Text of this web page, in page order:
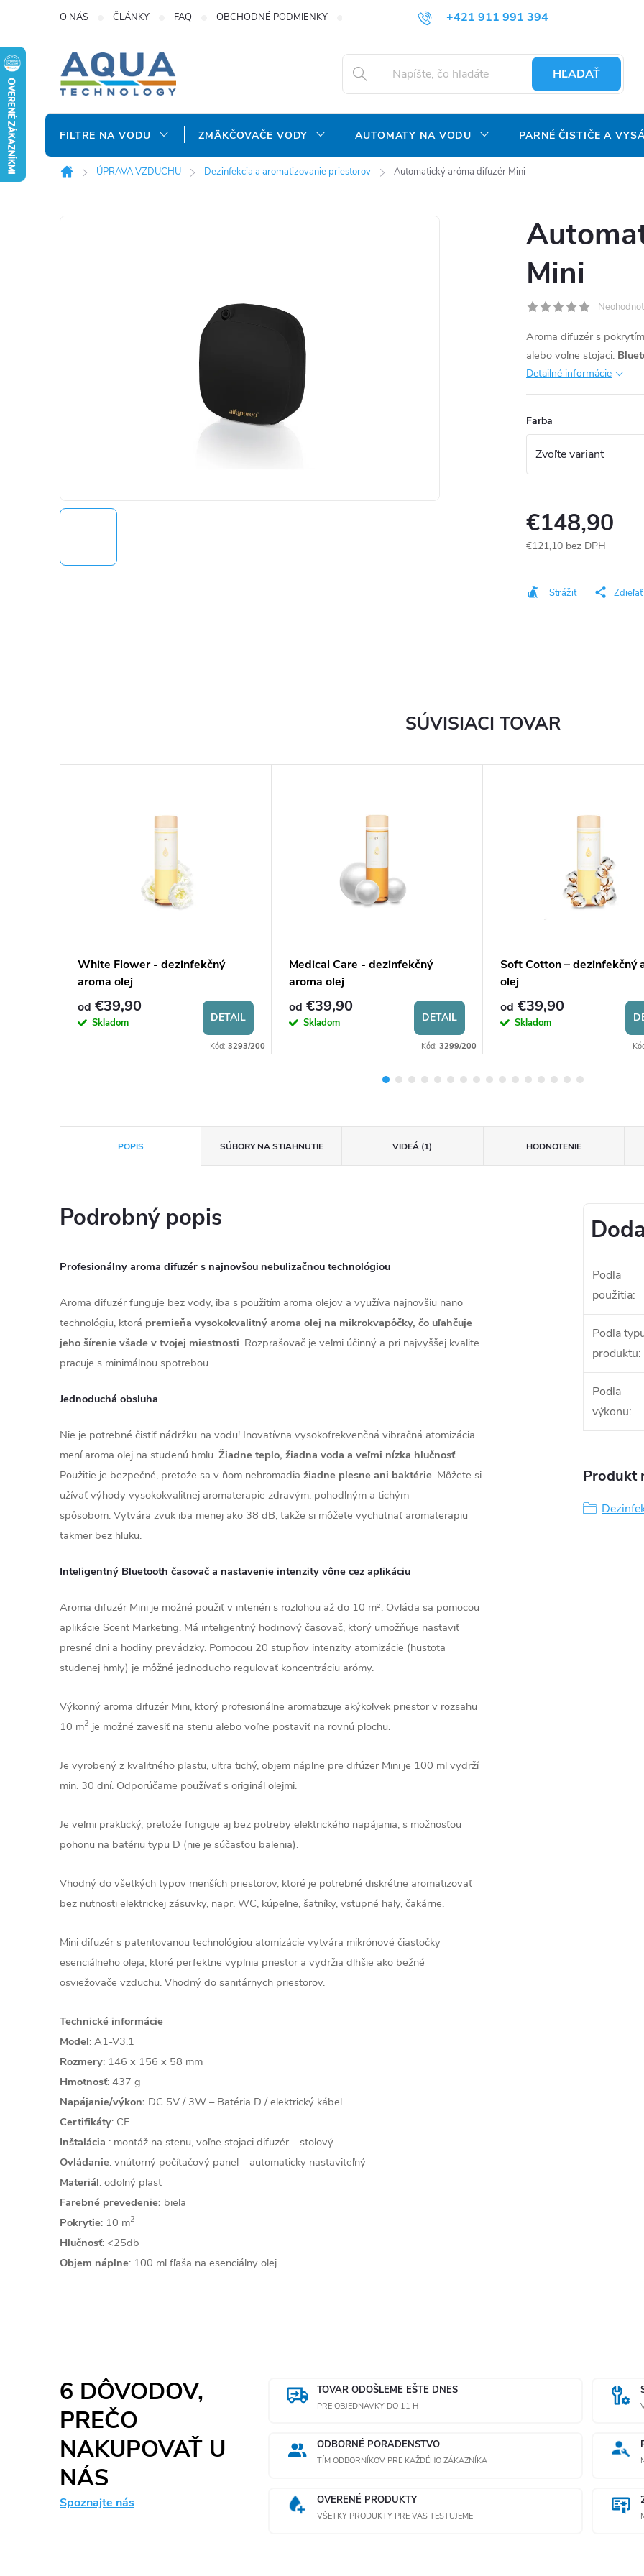
obsah
+421 911 991 394
info@aquatechnology.sk
O NÁS ČLÁNKY FAQ OBCHODNÉ PODMIENKY REKLAMAČNÝ PORIADOK OCHRANA OSOBNÝCH ÚDAJOV
HĽADAŤ
FILTRE NA VODU ZMÄKČOVAČE VODY AUTOMATY NA VODU PARNÉ ČISTIČE A
Domov
ÚPRAVA VZDUCHU Dezinfekcia a aromatizovanie priestorov Automatický aróma difuzér Mini
Mini
Aroma difuzér s pokrytím
alebo voľne stojaci.
Detailné informácie
Farba
€148,90
€121,10 bez DPH
Strážiť Zdieľať
POPIS SÚBORY NA STIAHNUTIE VIDEÁ (1) HODNOTENIE
Podrobný popis
Profesionálny aroma difuzér s najnovšou nebulizačnou technológiou
Aroma difuzér funguje bez vody, iba s použitím aroma olejov a využíva najnovšiu nano
technológiu, ktorá premieňa vysokokvalitný aroma olej na mikrokvapôčky, čo uľahčuje
jeho šírenie všade v tvojej miestnosti. Rozprašovač je veľmi účinný a pri najvyššej kvalite
pracuje s minimálnou spotrebou.
Jednoduchá obsluha
Nie je potrebné čistiť nádržku na vodu! Inovatívna vysokofrekvenčná vibračná atomizácia
mení aroma olej na studenú hmlu. Žiadne teplo, žiadna voda a veľmi nízka hlučnosť.
Použitie je bezpečné, pretože sa v ňom nehromadia žiadne plesne ani baktérie. Môžete si
užívať výhody vysokokvalitnej aromaterapie zdravým, pohodlným a tichým
spôsobom. Vytvára zvuk iba menej ako 38 dB, takže si môžete vychutnať aromaterapiu
takmer bez hluku.
Inteligentný Bluetooth časovač a nastavenie intenzity vône cez aplikáciu
Aroma difuzér Mini je možné použiť v interiéri s rozlohou až do 10 m². Ovláda sa pomocou
aplikácie Scent Marketing. Má inteligentný hodinový časovač, ktorý umožňuje nastaviť
presné dni a hodiny prevádzky. Pomocou 20 stupňov intenzity atomizácie (hustota
studenej hmly) je môžné jednoducho regulovať koncentráciu arómy.
Výkonný aroma difuzér Mini, ktorý profesionálne aromatizuje akýkoľvek priestor v rozsahu
10 m2 je možné zavesiť na stenu alebo voľne postaviť na rovnú plochu.
Je vyrobený z kvalitného plastu, ultra tichý, objem náplne pre difúzer Mini je 100 ml vydrží
min. 30 dní. Odporúčame používať s originál olejmi.
Je veľmi praktický, pretože funguje aj bez potreby elektrického napájania, s možnosťou
pohonu na batériu typu D (nie je súčasťou balenia).
Vhodný do všetkých typov menších priestorov, ktoré je potrebné diskrétne aromatizovať
bez nutnosti elektrickej zásuvky, napr. WC, kúpeľne, šatníky, vstupné haly, čakárne.
Mini difuzér s patentovanou technológiou atomizácie vytvára mikrónové čiastočky
esenciálneho oleja, ktoré perfektne vyplnia priestor a vydržia dlhšie ako bežné
osviežovače vzduchu. Vhodný do sanitárnych priestorov.
Technické informácie
Model: A1-V3.1
Rozmery: 146 x 156 x 58 mm
Hmotnosť: 437 g
Napájanie/výkon: DC 5V / 3W – Batéria D / elektrický kábel
Certifikáty: CE
Inštalácia : montáž na stenu, voľne stojaci difuzér – stolový
Ovládanie: vnútorný počítačový panel – automaticky nastaviteľný
Materiál: odolný plast
Farebné prevedenie: biela
Pokrytie: 10 m2
Hlučnosť: <25db
Objem náplne: 100 ml fľaša na esenciálny olej
Podľa
použitia:
Podľa
produktu:
Podľa
výkonu:
Produkt
SÚVISIACI TOVAR
White Flower - dezinfekčný
aroma olej
od €39,90
Skladom DETAIL
Kód: 3293/200
Medical Care - dezinfekčný
aroma olej
od €39,90
Skladom DETAIL
Kód: 3299/200
Soft Cotton – dezinfekčný
olej
od €39,90
Skladom
6 DÔVODOV,
PREČO
NAKUPOVAŤ U
NÁS
Spoznajte nás
TOVAR ODOŠLEME EŠTE DNES
PRE OBJEDNÁVKY DO 11 H
ODBORNÉ PORADENSTVO
TÍM ODBORNÍKOV PRE KAŽDÉHO ZÁKAZNÍKA
OVERENÉ PRODUKTY
VŠETKY PRODUKTY PRE VÁS TESTUJEME